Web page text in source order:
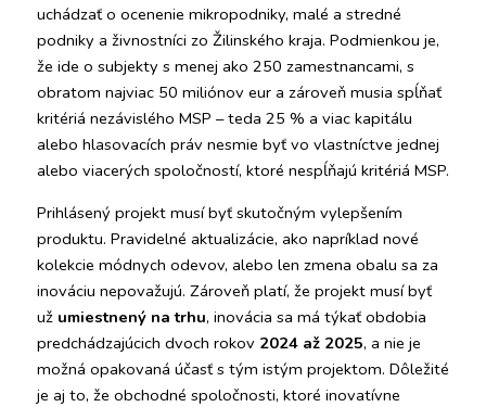
uchádzať o ocenenie mikropodniky, malé a stredné
podniky a živnostníci zo Žilinského kraja. Podmienkou je,
že ide o subjekty s menej ako 250 zamestnancami, s
obratom najviac 50 miliónov eur a zároveň musia spĺňať
kritériá nezávislého MSP – teda 25 % a viac kapitálu
alebo hlasovacích práv nesmie byť vo vlastníctve jednej
alebo viacerých spoločností, ktoré nespĺňajú kritériá MSP.
Prihlásený projekt musí byť skutočným vylepšením
produktu. Pravidelné aktualizácie, ako napríklad nové
kolekcie módnych odevov, alebo len zmena obalu sa za
inováciu nepovažujú. Zároveň platí, že projekt musí byť
už umiestnený na trhu, inovácia sa má týkať obdobia
predchádzajúcich dvoch rokov 2024 až 2025, a nie je
možná opakovaná účasť s tým istým projektom. Dôležité
je aj to, že obchodné spoločnosti, ktoré inovatívne